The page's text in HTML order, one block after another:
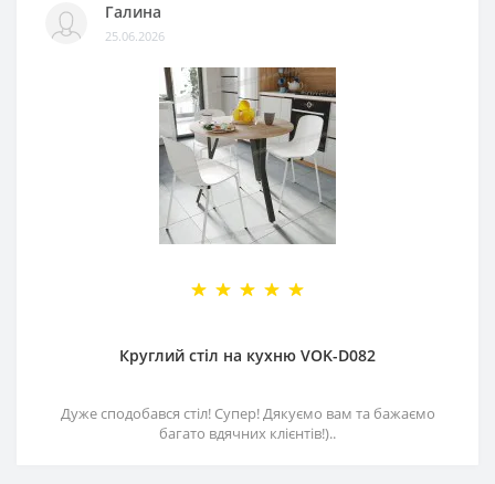
Галина
25.06.2026
Круглий стіл на кухню VOK-D082
Дуже сподобався стіл! Супер! Дякуємо вам та бажаємо
багато вдячних клієнтів!)..